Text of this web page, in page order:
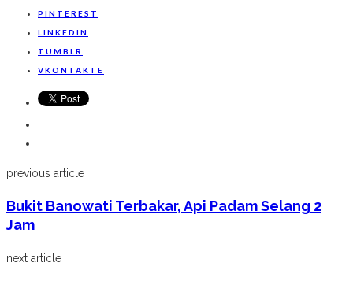
PINTEREST
LINKEDIN
TUMBLR
VKONTAKTE
previous article
Bukit Banowati Terbakar, Api Padam Selang 2
Jam
next article